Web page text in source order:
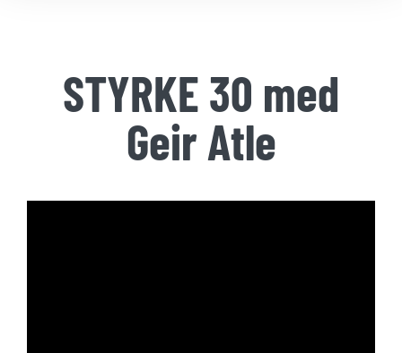
STYRKE 30 med
Geir Atle